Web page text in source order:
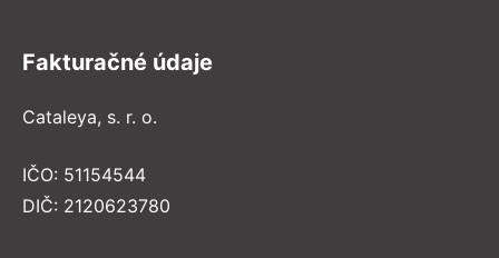
Fakturačné údaje
Cataleya, s. r. o.
IČO: 51154544
DIČ: 2120623780